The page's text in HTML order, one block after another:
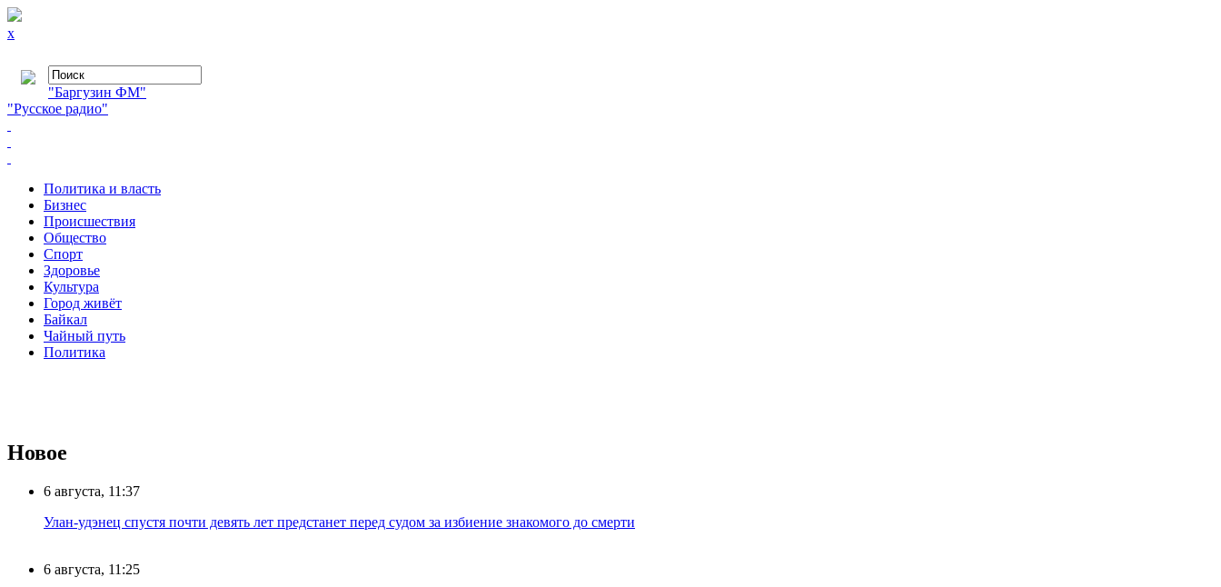
x
"Баргузин ФМ"
"Русское радио"
Политика и власть
Бизнес
Происшествия
Общество
Cпорт
Здоровье
Культура
Город живёт
Байкал
Чайный путь
Политика
Новое
6 августа, 11:37
Улан-удэнец спустя почти девять лет предстанет перед судом за избиение знакомого до смерти
6 августа, 11:25